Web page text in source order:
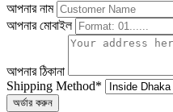
আপনার নাম
আপনার মোবাইল
আপনার ঠিকানা
Shipping Method*
অর্ডার করুন